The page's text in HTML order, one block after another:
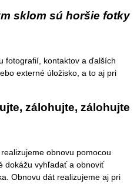
sklom sú horšie fotky
fotografií, kontaktov a ďalších
externé úložisko, a to aj pri
zálohujte, zálohujte
obnovu pomocou
dokážu vyhľadať a obnoviť
Obnovu dát realizujeme aj pri